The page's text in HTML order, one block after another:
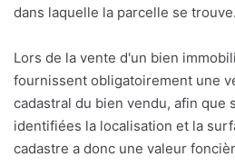
dans laquelle la parcelle se trouve.
Lors de la vente d'un bien
fournissent obligatoirement une
cadastral du bien vendu, afin que
identifiées la localisation et la
cadastre a donc une valeur